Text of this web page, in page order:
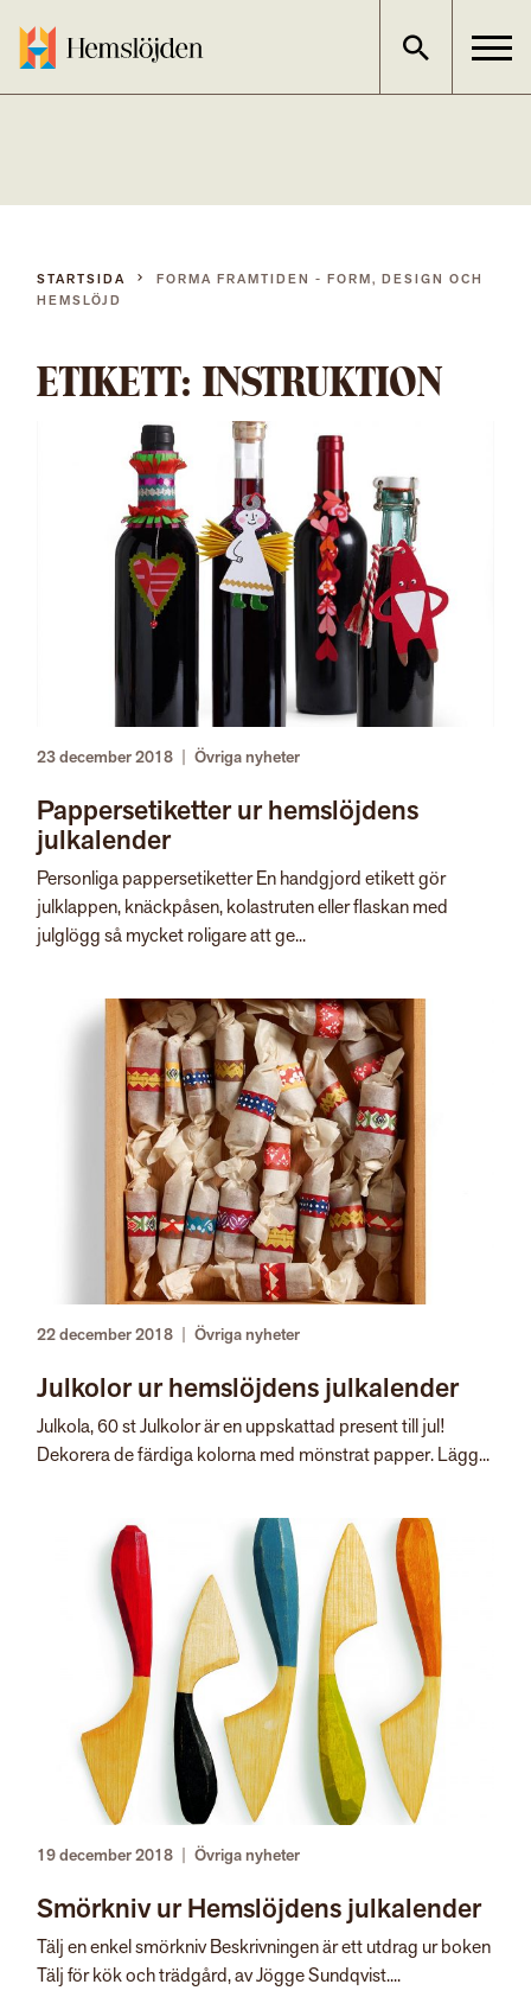
innehållet
STARTSIDA
FORMA FRAMTIDEN - FORM, DESIGN OCH
HEMSLÖJD
ETIKETT: INSTRUKTION
23 december 2018 Övriga nyheter
Pappersetiketter ur hemslöjdens
julkalender
Personliga pappersetiketter En handgjord etikett gör
julklappen, knäckpåsen, kolastruten eller flaskan med
julglögg så mycket roligare att ge...
22 december 2018 Övriga nyheter
Julkolor ur hemslöjdens julkalender
Julkola, 60 st Julkolor är en uppskattad present till jul!
Dekorera de färdiga kolorna med mönstrat papper. Lägg...
19 december 2018 | Övriga nyheter
Smörkniv ur Hemslöjdens julkalender
Tälj en enkel smörkniv Beskrivningen är ett utdrag ur boken
Tälj för kök och trädgård, av Jögge Sundqvist....